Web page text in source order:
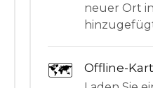
neuer Ort
🗺 Offline-